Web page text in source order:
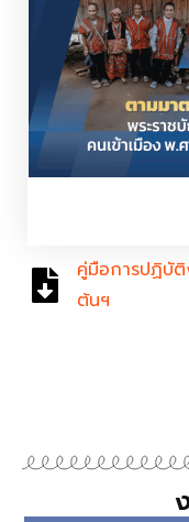
คู่มือการปฏิบั
ต้นฯ